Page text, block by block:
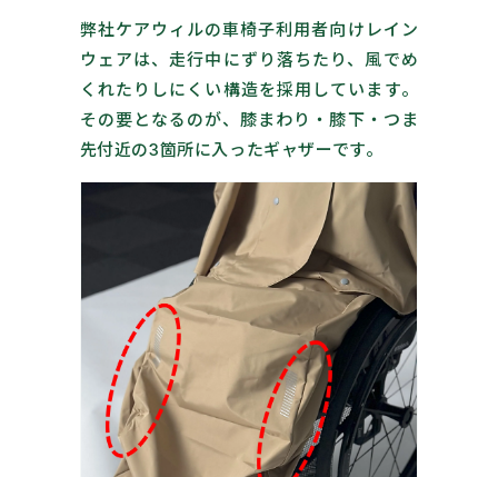
弊社ケアウィルの車椅子利用者向けレイン
ウェアは、走行中にずり落ちたり、風でめ
くれたりしにくい構造を採用しています。
その要となるのが、膝まわり・膝下・つま
先付近の3箇所に入ったギャザーです。